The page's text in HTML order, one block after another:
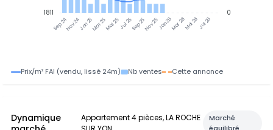
Sep 24Nov 24Jan 25Mar 25Mai 25Jul 25Sep 25Nov 25Jan 26Mar 26Mai 26Jul 26
0
1811
Prix/m² FAI (vendu, lissé 24m) Nb ventes Cette annonce
Dynamique
Appartement 4 pièces, LA ROCHE
Marché